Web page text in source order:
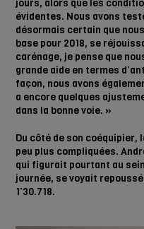
jours, alors que les
évidentes. Nous avons
désormais certain que
base pour 2018, se
carénage, je pense que
grande aide en termes
façon, nous avons
a encore quelques
dans la bonne voie. »
Du côté de son coéquipier,
peu plus compliquées.
qui figurait pourtant au
journée, se voyait
1’30.718.